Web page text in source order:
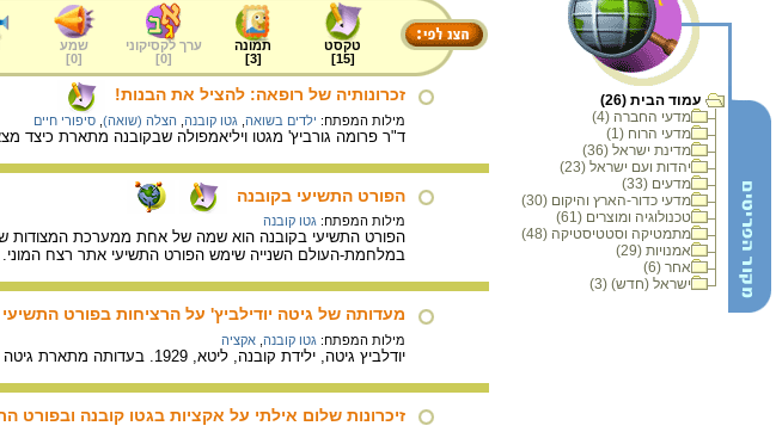
עמוד הבית (26)
מדעי החברה (4)
מדעי הרוח (1)
מדינת ישראל (36)
יהדות ועם ישראל (23)
מדעים (33)
מדעי כדור-הארץ והיקום (30)
טכנולוגיה ומוצרים (61)
מתמטיקה וסטטיסטיקה (48)
אמנויות (29)
אחר (6)
ישראל (חדש) (3)
טקסט
[
15
]
תמונה
[
3
]
ערך לקסיקוני
[
0
]
שמע
[
0
]
זכרונותיה של רופאה: להציל את הבנות!
מילות המפתח: ילדים בשואה גטו קובנה הצלה (שואה) סיפורי חיים
ד"ר פרומה גורביץ' מגטו ויליאמפולה שבקובנה מתארת כיצד מצאה מקום מסתור ל- 3 בנותיה אצל משפחות של רופאים שלמדו אתה
הפורט התשיעי בקובנה
מילות המפתח: גטו קובנה
במלחמת-העולם השנייה שימש הפורט התשיעי אתר רצח המוני. במקום נרצחו ונקברו יותר
מעדותה של גיטה יודילביץ' על הרציחות בפורט התשיעי
מילות המפתח: גטו קובנה אקציה
יודלביץ גיטה, ילידת קובנה, ליטא, 1929. בעדותה מתארת גיטה את האקציה הגדולה בפורט התשיעי ליד קובנה, שהתרחשה בסתיו 1941.
זיכרונות שלום אילתי על אקציות בגטו קובנה ובפורט